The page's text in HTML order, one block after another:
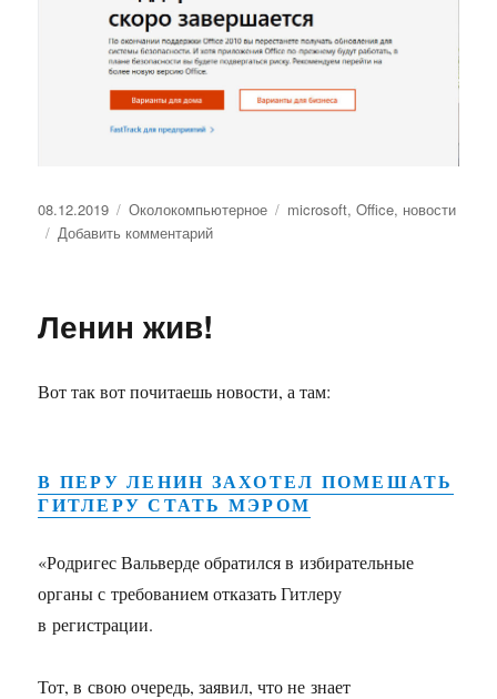
Опубликовано
08.12.2019 Рубрики
Околокомпьютерное Метки
microsoft,Office, новости
Добавить комментарий
Ленин жив!
Вот так вот почитаешь новости, а там:
В ПЕРУ ЛЕНИН ЗАХОТЕЛ ПОМЕШАТЬ
ГИТЛЕРУ СТАТЬ МЭРОМ
«Родригес Вальверде обратился в избирательные
органы с требованием отказать Гитлеру
в регистрации.
Тот, в свою очередь, заявил, что не знает